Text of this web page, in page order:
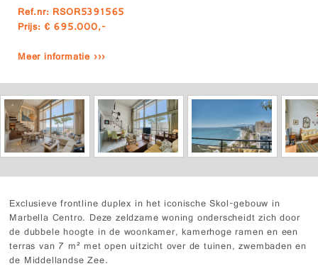
Ref.nr: RSOR5391565
Prijs: € 695.000,-
Meer informatie ›››
Exclusieve frontline duplex in het iconische Skol-gebouw in
Marbella Centro. Deze zeldzame woning onderscheidt zich door
de dubbele hoogte in de woonkamer, kamerhoge ramen en een
terras van 7 m² met open uitzicht over de tuinen, zwembaden en
de Middellandse Zee.